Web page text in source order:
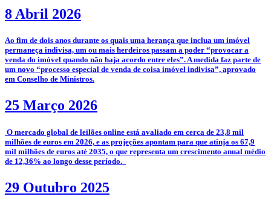
8 Abril 2026
­Ao fim de dois anos durante os quais uma herança que inclua um imóvel
permaneça indivisa, um ou mais herdeiros passam a poder “provocar a
venda do imóvel quando não haja acordo entre eles”. A medida faz parte de
um novo “processo especial de venda de coisa imóvel indivisa”, aprovado
em Conselho de Ministros.
25 Março 2026
­­ O mercado global de leilões online está avaliado em cerca de 23,8 mil
milhões de euros em 2026, e as projeções apontam para que atinja os 67,9
mil milhões de euros até 2035, o que representa um crescimento anual médio
de 12,36% ao longo desse período.
29 Outubro 2025